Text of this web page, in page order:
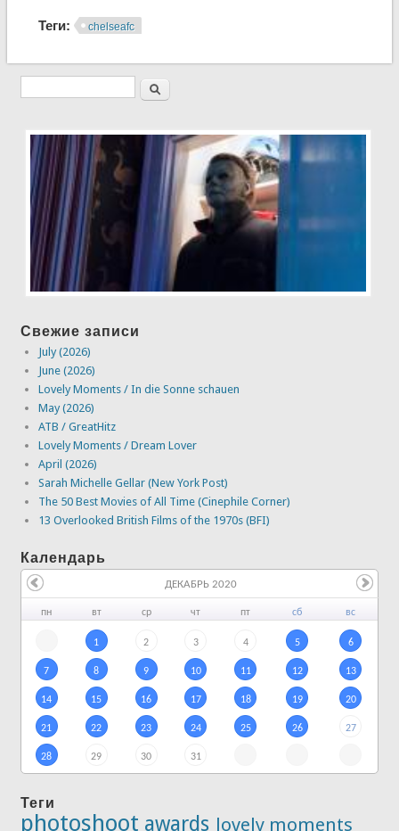
Теги: chelseafc
Свежие записи
July (2026)
June (2026)
Lovely Moments / In die Sonne schauen
May (2026)
ATB / GreatHitz
Lovely Moments / Dream Lover
April (2026)
Sarah Michelle Gellar (New York Post)
The 50 Best Movies of All Time (Cinephile Corner)
13 Overlooked British Films of the 1970s (BFI)
Календарь
пн вт ср чт пт сб вс
1 2 3 4 5 6
7 8 9 10 11 12 13
14 15 16 17 18 19 20
21 22 23 24 25 26 27
28 29 30 31
ДЕКАБРЬ 2020
Теги
photoshoot awards lovely moments